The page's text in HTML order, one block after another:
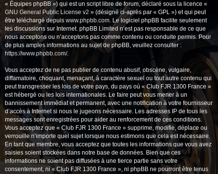
« Équipes phpBB ») qui est un script libre de forum, déclaré sous la licence «
GNU General Public License v2 » (désigné ci-après par « GPL ») et qui peut
être téléchargé depuis www.phpbb.com. Le logiciel phpBB facilite seulement
les discussions sur Internet. phpBB Limited n’est pas responsable de ce que
nous acceptons ou n’acceptons pas comme contenu ou conduite permis. Pour
de plus amples informations au sujet de phpBB, veuillez consulter :
https://www.phpbb.com/.
Vous acceptez de ne pas publier de contenu abusif, obscène, vulgaire,
diffamatoire, choquant, menaçant, à caractère sexuel ou tout autre contenu qui
peut transgresser les lois de votre pays, du pays où « Club FJR 1300 France »
est hébergé ou les lois internationales. Le faire peut vous mener à un
bannissement immédiat et permanent, avec une notification à votre fournisseur
d’accès à Internet si nous le jugeons nécessaire. Les adresses IP de tous les
messages sont enregistrées pour aider au renforcement de ces conditions.
Vous acceptez que « Club FJR 1300 France » supprime, modifie, déplace ou
verrouille n’importe quel sujet lorsque nous estimons que cela est nécessaire.
En tant que membre, vous acceptez que toutes les informations que vous avez
saisies soient stockées dans notre base de données. Bien que ces
informations ne soient pas diffusées à une tierce partie sans votre
consentement, ni « Club FJR 1300 France », ni phpBB ne pourront être tenus